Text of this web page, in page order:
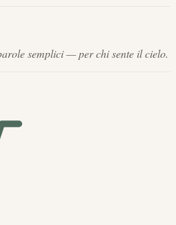
semplici — per chi sente il cielo.